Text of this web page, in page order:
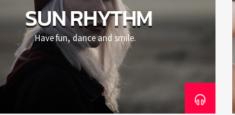
SUN RHYTHM
Have fun, dance and smile.